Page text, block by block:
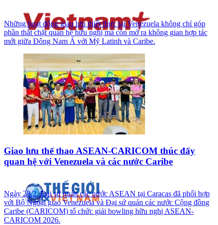
Những hoạt động giao lưu thiết thực tại Venezuela không chỉ góp
phần thắt chặt quan hệ hữu nghị mà còn mở ra không gian hợp tác
mới giữa Đông Nam Á với Mỹ Latinh và Caribe.
Giao lưu thể thao ASEAN-CARICOM thúc đẩy
quan hệ với Venezuela và các nước Caribe
Ngày 28/2, Đại sứ quán các nước ASEAN tại Caracas đã phối hợp
với Bộ Ngoại giao Venezuela và Đại sứ quán các nước Cộng đồng
Caribe (CARICOM) tổ chức giải bowling hữu nghị ASEAN-
CARICOM 2026.